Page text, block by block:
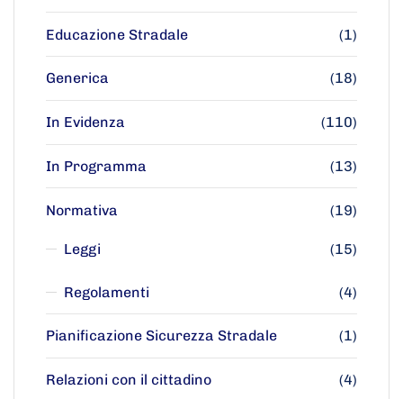
Educazione Stradale (1)
Generica (18)
In Evidenza (110)
In Programma (13)
Normativa (19)
Leggi (15)
Regolamenti (4)
Pianificazione Sicurezza Stradale (1)
Relazioni con il cittadino (4)